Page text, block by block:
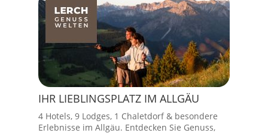
IHR LIEBLINGSPLATZ IM ALLGÄU
4 Hotels, 9 Lodges, 1 Chaletdorf & besondere
Erlebnisse im Allgäu. Entdecken Sie Genuss,